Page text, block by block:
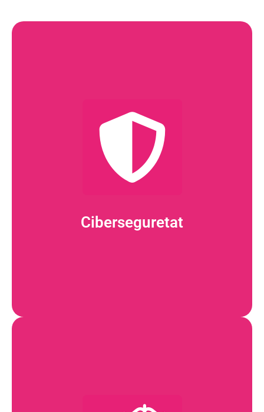
Ciberseguretat
Ens especialitzem en protegir les empreses davant de
recuperació davant de desastres (DRP) i la protecció
dels servidors, equips i usuaris. També proporcionem
formació en ciberseguretat per a les organitzacions,
ajudant a les empreses a prevenir i respondre a
incidents de seguretat cibernètica.